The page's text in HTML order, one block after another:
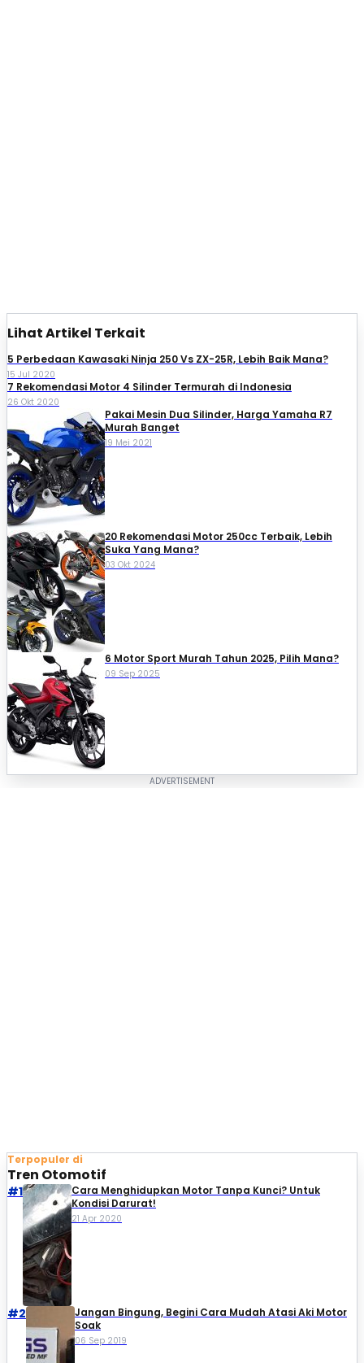
Lihat Artikel Terkait
5 Perbedaan Kawasaki Ninja 250 Vs ZX-25R, Lebih Baik Mana?
15 Jul 2020
7 Rekomendasi Motor 4 Silinder Termurah di Indonesia
26 Okt 2020
Pakai Mesin Dua Silinder, Harga Yamaha R7
Murah Banget
19 Mei 2021
20 Rekomendasi Motor 250cc Terbaik, Lebih
Suka Yang Mana?
03 Okt 2024
6 Motor Sport Murah Tahun 2025, Pilih Mana?
09 Sep 2025
Terpopuler di
Tren Otomotif
#1
Cara Menghidupkan Motor Tanpa Kunci? Untuk
Kondisi Darurat!
21 Apr 2020
#2
Jangan Bingung, Begini Cara Mudah Atasi Aki Motor
Soak
06 Sep 2019